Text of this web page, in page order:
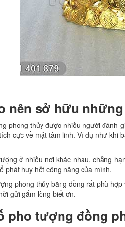
nên sở hữu
phong thủy được nhiều người đánh
cực về mặt tâm linh. Ví dụ như khi
ở nhiều nơi khác nhau, chẳng
phát huy hết công năng của mình.
phong thủy bằng đồng rất phù
gửi gắm lòng biết ơn.
pho tượng đồng